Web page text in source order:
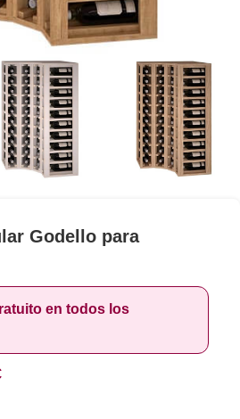
Godello para
en todos los